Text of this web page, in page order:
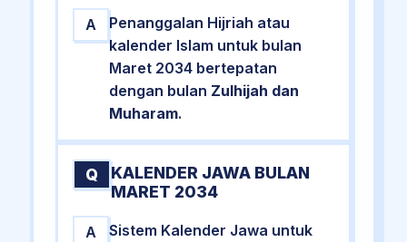
A
Penanggalan Hijriah atau
kalender Islam untuk bulan
Maret 2034 bertepatan
dengan bulan Zulhijah dan
Muharam.
Q
KALENDER JAWA BULAN
MARET 2034
A
Sistem Kalender Jawa untuk